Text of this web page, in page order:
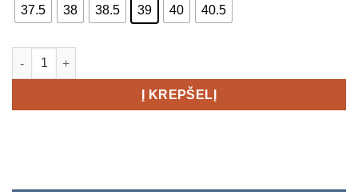
37.5 38 38.5 39 40 40.5
produkto kiekis: Nike Air Zoom Vomero 18 Women's
Į KREPŠELĮ